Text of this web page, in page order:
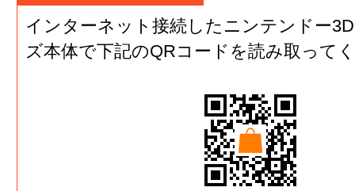
インターネット接続したニンテンドー
ズ本体で下記のQRコードを読み取って